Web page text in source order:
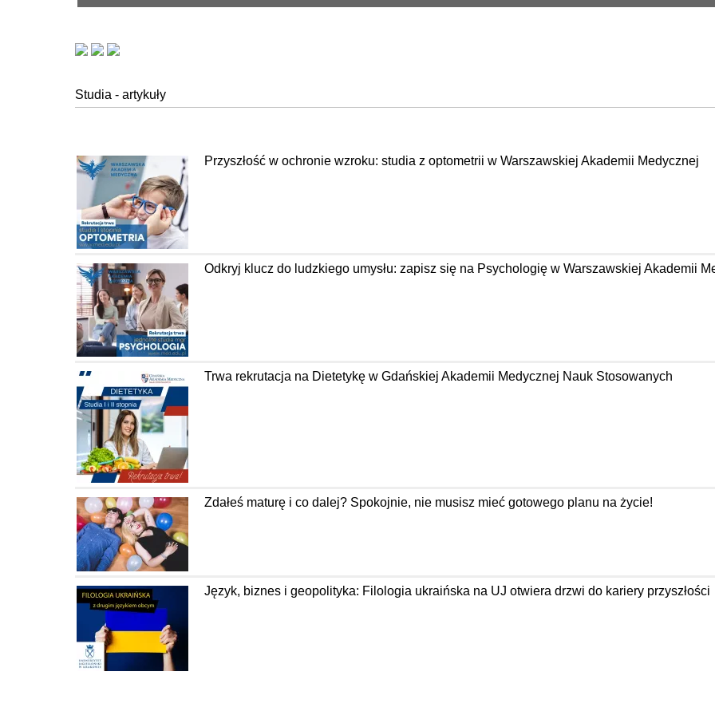
Studia - artykuły
Przyszłość w ochronie wzroku: studia z optometrii w Warszawskiej Akademii Medycznej
Odkryj klucz do ludzkiego umysłu: zapisz się na Psychologię w Warszawskiej Akademii
Trwa rekrutacja na Dietetykę w Gdańskiej Akademii Medycznej Nauk Stosowanych
Zdałeś maturę i co dalej? Spokojnie, nie musisz mieć gotowego planu na życie!
Język, biznes i geopolityka: Filologia ukraińska na UJ otwiera drzwi do kariery przyszłości